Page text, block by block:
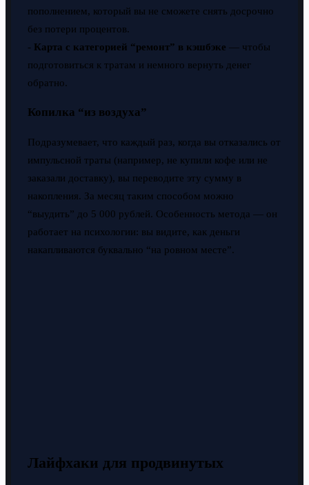
пополнением, который вы не сможете снять досрочно
без потери процентов.
- Карта с категорией “ремонт” в кэшбэке — чтобы
подготовиться к тратам и немного вернуть денег
обратно.
Копилка “из воздуха”
Подразумевает, что каждый раз, когда вы отказались от
импульсной траты (например, не купили кофе или не
заказали доставку), вы переводите эту сумму в
накопления. За месяц таким способом можно
“выудить” до 5 000 рублей. Особенность метода — он
работает на психологии: вы видите, как деньги
накапливаются буквально “на ровном месте”.
Лайфхаки для продвинутых